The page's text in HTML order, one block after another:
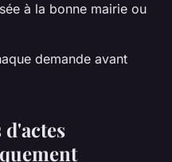
à la bonne mairie ou
demande avant